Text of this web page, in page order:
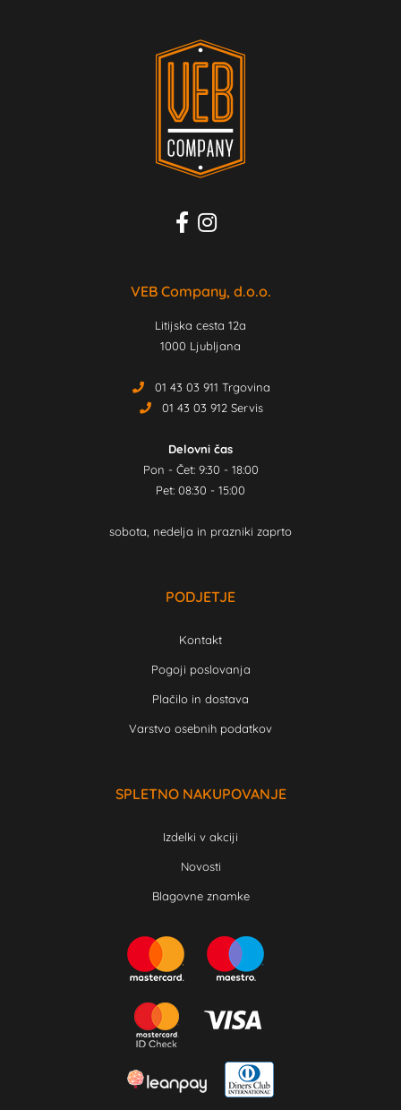
VEB Company, d.o.o.
Litijska cesta 12a
1000 Ljubljana
01 43 03 911 Trgovina
01 43 03 912 Servis
Delovni čas
Pon - Čet: 9:30 - 18:00
Pet: 08:30 - 15:00
sobota, nedelja in prazniki zaprto
PODJETJE
Kontakt
Pogoji poslovanja
Plačilo in dostava
Varstvo osebnih podatkov
SPLETNO NAKUPOVANJE
Izdelki v akciji
Novosti
Blagovne znamke